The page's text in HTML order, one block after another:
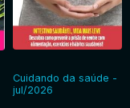
Cuidando da saúde -
jul/2026